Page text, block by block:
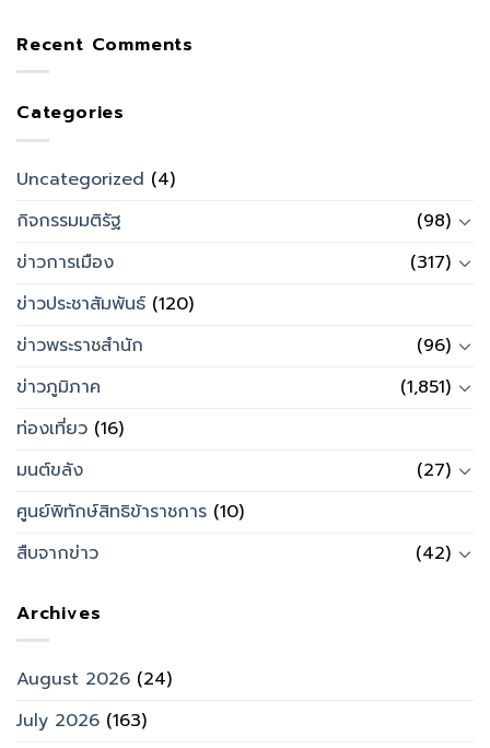
Recent Comments
Categories
Uncategorized (4)
กิจกรรมมติรัฐ
(98)
ข่าวการเมือง
(317)
ข่าวประชาสัมพันธ์ (120)
ข่าวพระราชสำนัก
(96)
ข่าวภูมิภาค
(1,851)
ท่องเที่ยว (16)
มนต์ขลัง
(27)
ศูนย์พิทักษ์สิทธิข้าราชการ (10)
สืบจากข่าว
(42)
Archives
August 2026 (24)
July 2026 (163)